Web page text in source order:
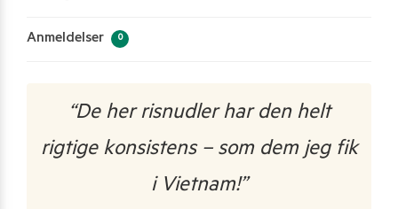
Anmeldelser 0
“De her risnudler har den helt
rigtige konsistens – som dem jeg fik
i Vietnam!”